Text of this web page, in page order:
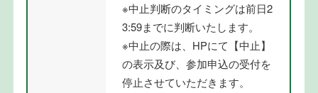
※中止判断のタイミングは前日2
3:59までに判断いたします。
※中止の際は、HPにて【中止】
の表示及び、参加申込の受付を
停止させていただきます。